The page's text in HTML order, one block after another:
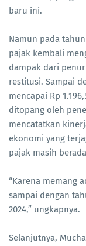
baru ini.
Namun pada
pajak kembali
dampak dari
restitusi. Sampai
mencapai Rp
ditopang oleh
mencatatkan
ekonomi yang
pajak masih
“Karena memang
sampai dengan
2024,” ungkapnya.
Selanjutnya,